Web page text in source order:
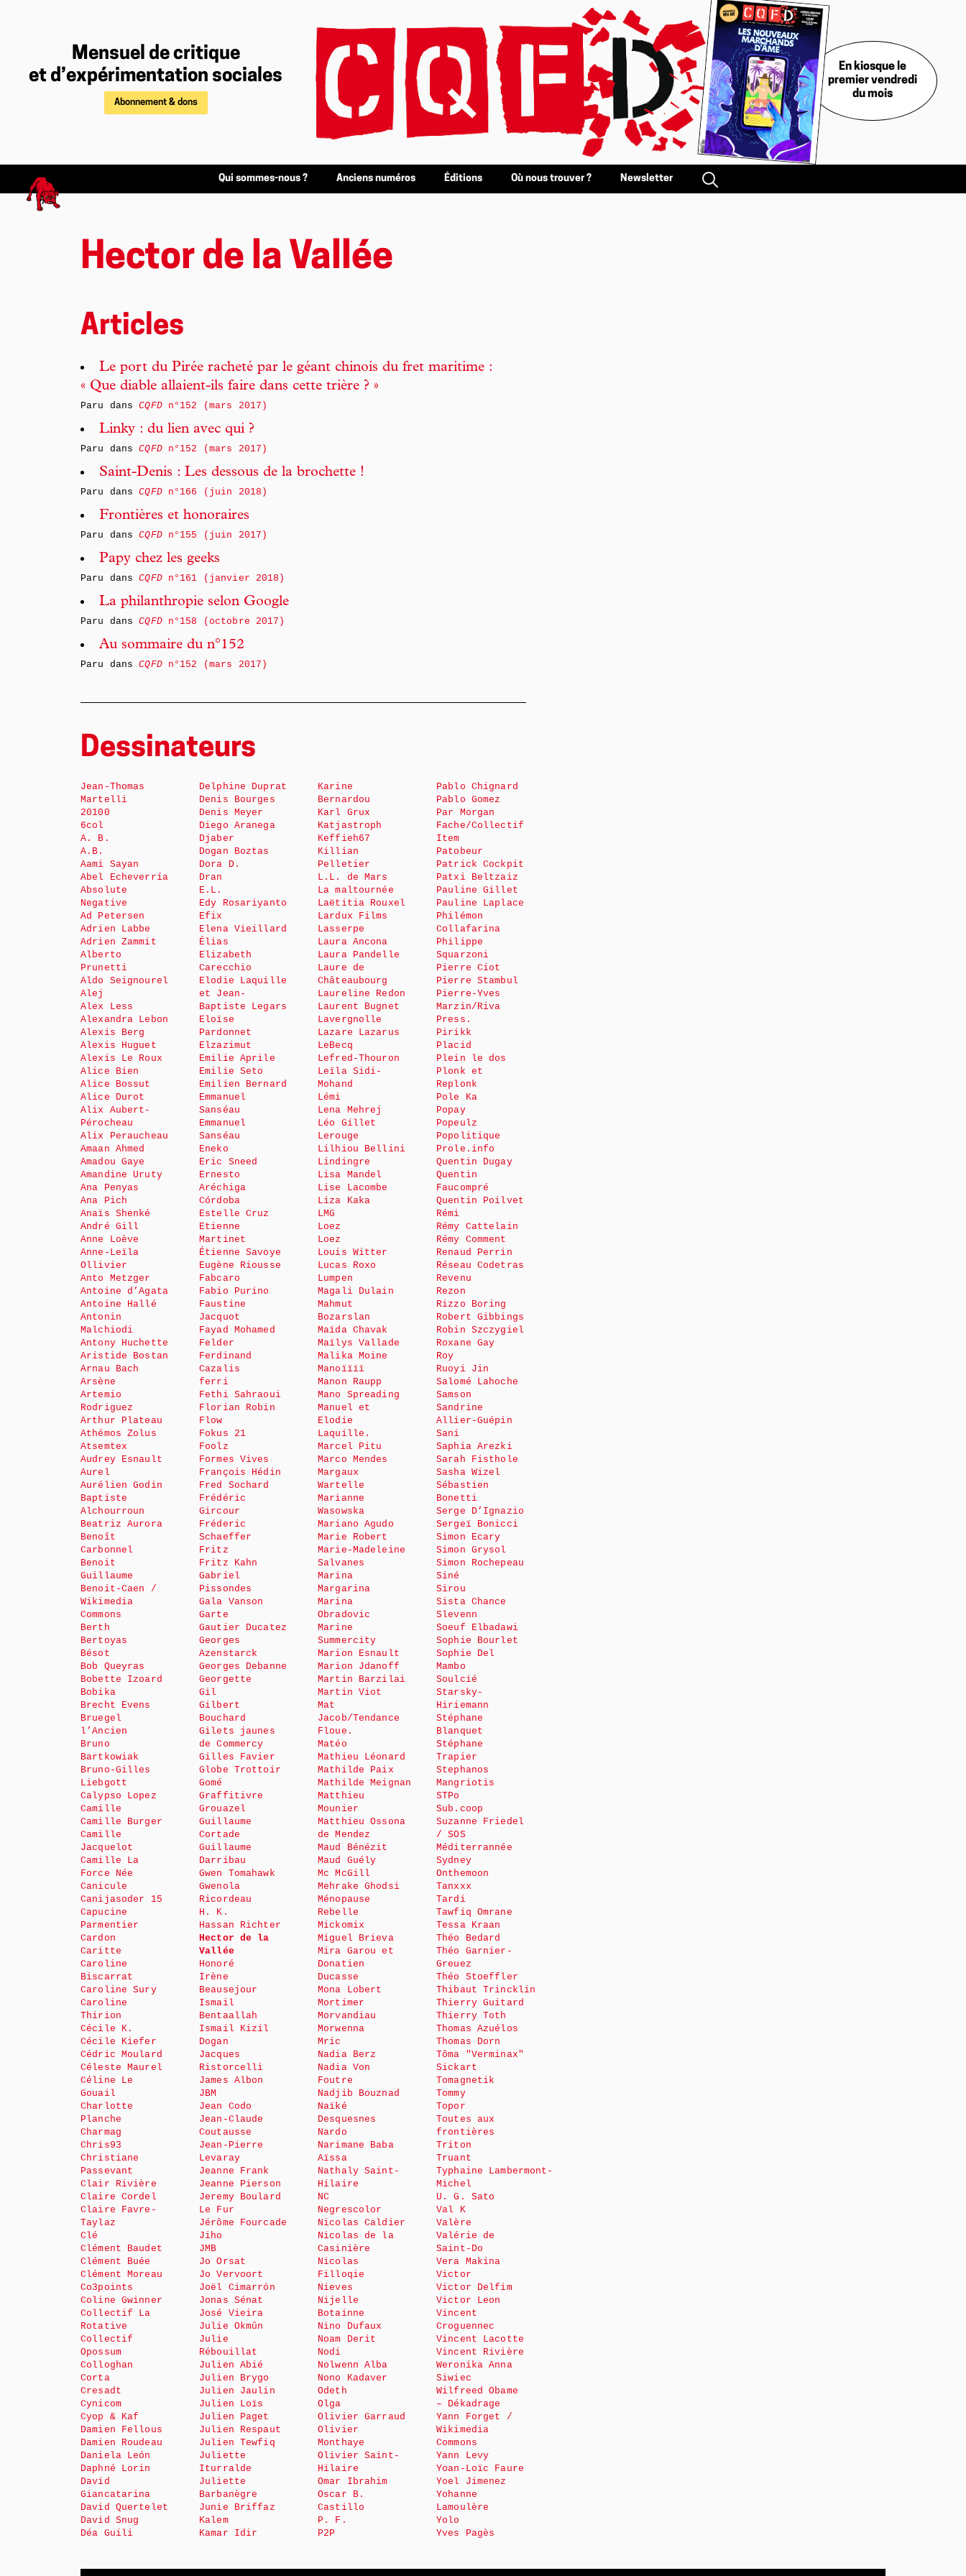
Mensuel de critique
et d’expérimentation sociales
Abonnement & dons
En kiosque le
premier vendredi
du mois
Qui sommes-nous ? Anciens numéros Éditions Où nous trouver ? Newsletter
Hector de la Vallée
Articles
Le port du Pirée racheté par le géant chinois du fret maritime :
« Que diable allaient-ils faire dans cette trière ? »
Paru dansCQFDn°152 (mars 2017)
Linky : du lien avec qui ?
Paru dansCQFDn°152 (mars 2017)
Saint-Denis : Les dessous de la brochette !
Paru dansCQFDn°166 (juin 2018)
Frontières et honoraires
Paru dansCQFDn°155 (juin 2017)
Papy chez les geeks
Paru dansCQFDn°161 (janvier 2018)
La philanthropie selon Google
Paru dansCQFDn°158 (octobre 2017)
Au sommaire du n°152
Paru dansCQFDn°152 (mars 2017)
Dessinateurs
Jean-Thomas
Martelli
20100
6col
A. B.
A.B.
Aami Sayan
Abel Echeverría
Absolute
Negative
Ad Petersen
Adrien Labbe
Adrien Zammit
Alberto
Prunetti
Aldo Seignourel
Alej
Alex Less
Alexandra Lebon
Alexis Berg
Alexis Huguet
Alexis Le Roux
Alice Bien
Alice Bossut
Alice Durot
Alix Aubert-
Pérocheau
Alix Peraucheau
Amaan Ahmed
Amadou Gaye
Amandine Uruty
Ana Penyas
Ana Pich
Anaïs Shenké
André Gill
Anne Loève
Anne-Leïla
Ollivier
Anto Metzger
Antoine d’Agata
Antoine Hallé
Antonin
Malchiodi
Antony Huchette
Aristide Bostan
Arnau Bach
Arsène
Artemio
Rodriguez
Arthur Plateau
Athémos Zolus
Atsemtex
Audrey Esnault
Aurel
Aurélien Godin
Baptiste
Alchourroun
Beatriz Aurora
Benoît
Carbonnel
Benoit
Guillaume
Benoit-Caen /
Wikimedia
Commons
Berth
Bertoyas
Bésot
Bob Queyras
Bobette Izoard
Bobika
Brecht Evens
Bruegel
l’Ancien
Bruno
Bartkowiak
Bruno-Gilles
Liebgott
Calypso Lopez
Camille
Camille Burger
Camille
Jacquelot
Camille La
Force Née
Canicule
Canijasoder 15
Capucine
Parmentier
Cardon
Caritte
Caroline
Biscarrat
Caroline Sury
Caroline
Thirion
Cécile K.
Cécile Kiefer
Cédric Moulard
Céleste Maurel
Céline Le
Gouail
Charlotte
Planche
Charmag
Chris93
Christiane
Passevant
Clair Rivière
Claire Cordel
Claire Favre-
Taylaz
Clé
Clément Baudet
Clément Buée
Clément Moreau
Co3points
Coline Gwinner
Collectif La
Rotative
Collectif
Opossum
Colloghan
Corta
Cresadt
Cynicom
Cyop & Kaf
Damien Fellous
Damien Roudeau
Daniela León
Daphné Lorin
David
Giancatarina
David Quertelet
David Snug
Déa Guili
Delphine Duprat
Denis Bourges
Denis Meyer
Diego Aranega
Djaber
Dogan Boztas
Dora D.
Dran
E.L.
Edy Rosariyanto
Efix
Elena Vieillard
Élias
Elizabeth
Carecchio
Elodie Laquille
et Jean-
Baptiste Legars
Eloïse
Pardonnet
Elzazimut
Emilie Aprile
Emilie Seto
Emilien Bernard
Emmanuel
Sanséau
Emmanuel
Sanséau
Eneko
Eric Sneed
Ernesto
Aréchiga
Córdoba
Estelle Cruz
Etienne
Martinet
Étienne Savoye
Eugène Riousse
Fabcaro
Fabio Purino
Faustine
Jacquot
Fayad Mohamed
Felder
Ferdinand
Cazalis
ferri
Fethi Sahraoui
Florian Robin
Flow
Fokus 21
Foolz
Formes Vives
François Hédin
Fred Sochard
Frédéric
Gircour
Fréderic
Schaeffer
Fritz
Fritz Kahn
Gabriel
Pissondes
Gala Vanson
Garte
Gautier Ducatez
Georges
Azenstarck
Georges Debanne
Georgette
Gil
Gilbert
Bouchard
Gilets jaunes
de Commercy
Gilles Favier
Globe Trottoir
Gomé
Graffitivre
Grouazel
Guillaume
Cortade
Guillaume
Darribau
Gwen Tomahawk
Gwenola
Ricordeau
H. K.
Hassan Richter
Hector de la
Vallée
Honoré
Irène
Beausejour
Ismail
Bentaallah
Ismail Kizil
Dogan
Jacques
Ristorcelli
James Albon
JBM
Jean Codo
Jean-Claude
Coutausse
Jean-Pierre
Levaray
Jeanne Frank
Jeanne Pierson
Jeremy Boulard
Le Fur
Jérôme Fourcade
Jiho
JMB
Jo Orsat
Jo Vervoort
Joël Cimarrón
Jonas Sénat
José Vieira
Julie Okmûn
Julie
Rébouillat
Julien Abié
Julien Brygo
Julien Jaulin
Julien Loïs
Julien Paget
Julien Respaut
Julien Tewfiq
Juliette
Iturralde
Juliette
Barbanègre
Junie Briffaz
Kalem
Kamar Idir
Karine
Bernardou
Karl Grux
Katjastroph
Keffieh67
Killian
Pelletier
L.L. de Mars
La maltournée
Laëtitia Rouxel
Lardux Films
Lasserpe
Laura Ancona
Laura Pandelle
Laure de
Châteaubourg
Laureline Redon
Laurent Bugnet
Lavergnolle
Lazare Lazarus
LeBecq
Lefred-Thouron
Leïla Sidi-
Mohand
Lémi
Lena Mehrej
Léo Gillet
Lerouge
Lilhiou Bellini
Lindingre
Lisa Mandel
Lise Lacombe
Liza Kaka
LMG
Loez
Loez
Louis Witter
Lucas Roxo
Lumpen
Magali Dulain
Mahmut
Bozarslan
Maïda Chavak
Maïlys Vallade
Malika Moine
Manoïïïï
Manon Raupp
Mano Spreading
Manuel et
Elodie
Laquille.
Marcel Pitu
Marco Mendes
Margaux
Wartelle
Marianne
Wasowska
Mariano Agudo
Marie Robert
Marie-Madeleine
Salvanes
Marina
Margarina
Marina
Obradovic
Marine
Summercity
Marion Esnault
Marion Jdanoff
Martin Barzilai
Martin Viot
Mat
Jacob/Tendance
Floue.
Matéo
Mathieu Léonard
Mathilde Paix
Mathilde Meignan
Matthieu
Mounier
Matthieu Ossona
de Mendez
Maud Bénézit
Maud Guély
Mc McGill
Mehrake Ghodsi
Ménopause
Rebelle
Mickomix
Miguel Brieva
Mira Garou et
Donatien
Ducasse
Mona Lobert
Mortimer
Morvandiau
Morwenna
Mric
Nadia Berz
Nadia Von
Foutre
Nadjib Bouznad
Naïké
Desquesnes
Nardo
Narimane Baba
Aïssa
Nathaly Saint-
Hilaire
NC
Negrescolor
Nicolas Caldier
Nicolas de la
Casinière
Nicolas
Filloqie
Nieves
Nijelle
Botainne
Nino Dufaux
Noam Derit
Nodi
Nolwenn Alba
Nono Kadaver
Odeth
Olga
Olivier Garraud
Olivier
Monthaye
Olivier Saint-
Hilaire
Omar Ibrahim
Oscar B.
Castillo
P. F.
P2P
Pablo Chignard
Pablo Gomez
Par Morgan
Fache/Collectif
Item
Patobeur
Patrick Cockpit
Patxi Beltzaiz
Pauline Gillet
Pauline Laplace
Philémon
Collafarina
Philippe
Squarzoni
Pierre Ciot
Pierre Stambul
Pierre-Yves
Marzin/Riva
Press.
Pirikk
Placid
Plein le dos
Plonk et
Replonk
Pole Ka
Popay
Popeulz
Popolitique
Prole.info
Quentin Dugay
Quentin
Faucompré
Quentin Poilvet
Rémi
Rémy Cattelain
Rémy Comment
Renaud Perrin
Réseau Codetras
Revenu
Rezon
Rizzo Boring
Robert Gibbings
Robin Szczygiel
Roxane Gay
Roy
Ruoyi Jin
Salomé Lahoche
Samson
Sandrine
Allier-Guépin
Sani
Saphia Arezki
Sarah Fisthole
Sasha Wizel
Sébastien
Bonetti
Serge D’Ignazio
Sergeï Bonicci
Simon Ecary
Simon Grysol
Simon Rochepeau
Siné
Sirou
Sista Chance
Slevenn
Soeuf Elbadawi
Sophie Bourlet
Sophie Del
Mambo
Soulcié
Starsky-
Hiriemann
Stéphane
Blanquet
Stéphane
Trapier
Stephanos
Mangriotis
STPo
Sub.coop
Suzanne Friedel
/ SOS
Méditerrannée
Sydney
Onthemoon
Tanxxx
Tardi
Tawfiq Omrane
Tessa Kraan
Théo Bedard
Théo Garnier-
Greuez
Théo Stoeffler
Thibaut Trincklin
Thierry Guitard
Thierry Toth
Thomas Azuélos
Thomas Dorn
Tôma "Verminax"
Sickart
Tomagnetik
Tommy
Topor
Toutes aux
frontières
Triton
Truant
Typhaine Lambermont-
Michel
U. G. Sato
Val K
Valère
Valérie de
Saint-Do
Vera Makina
Victor
Victor Delfim
Victor Leon
Vincent
Croguennec
Vincent Lacotte
Vincent Rivière
Weronika Anna
Siwiec
Wilfreed Obame
– Dékadrage
Yann Forget /
Wikimedia
Commons
Yann Levy
Yoan-Loïc Faure
Yoel Jimenez
Yohanne
Lamoulère
Yolo
Yves Pagès